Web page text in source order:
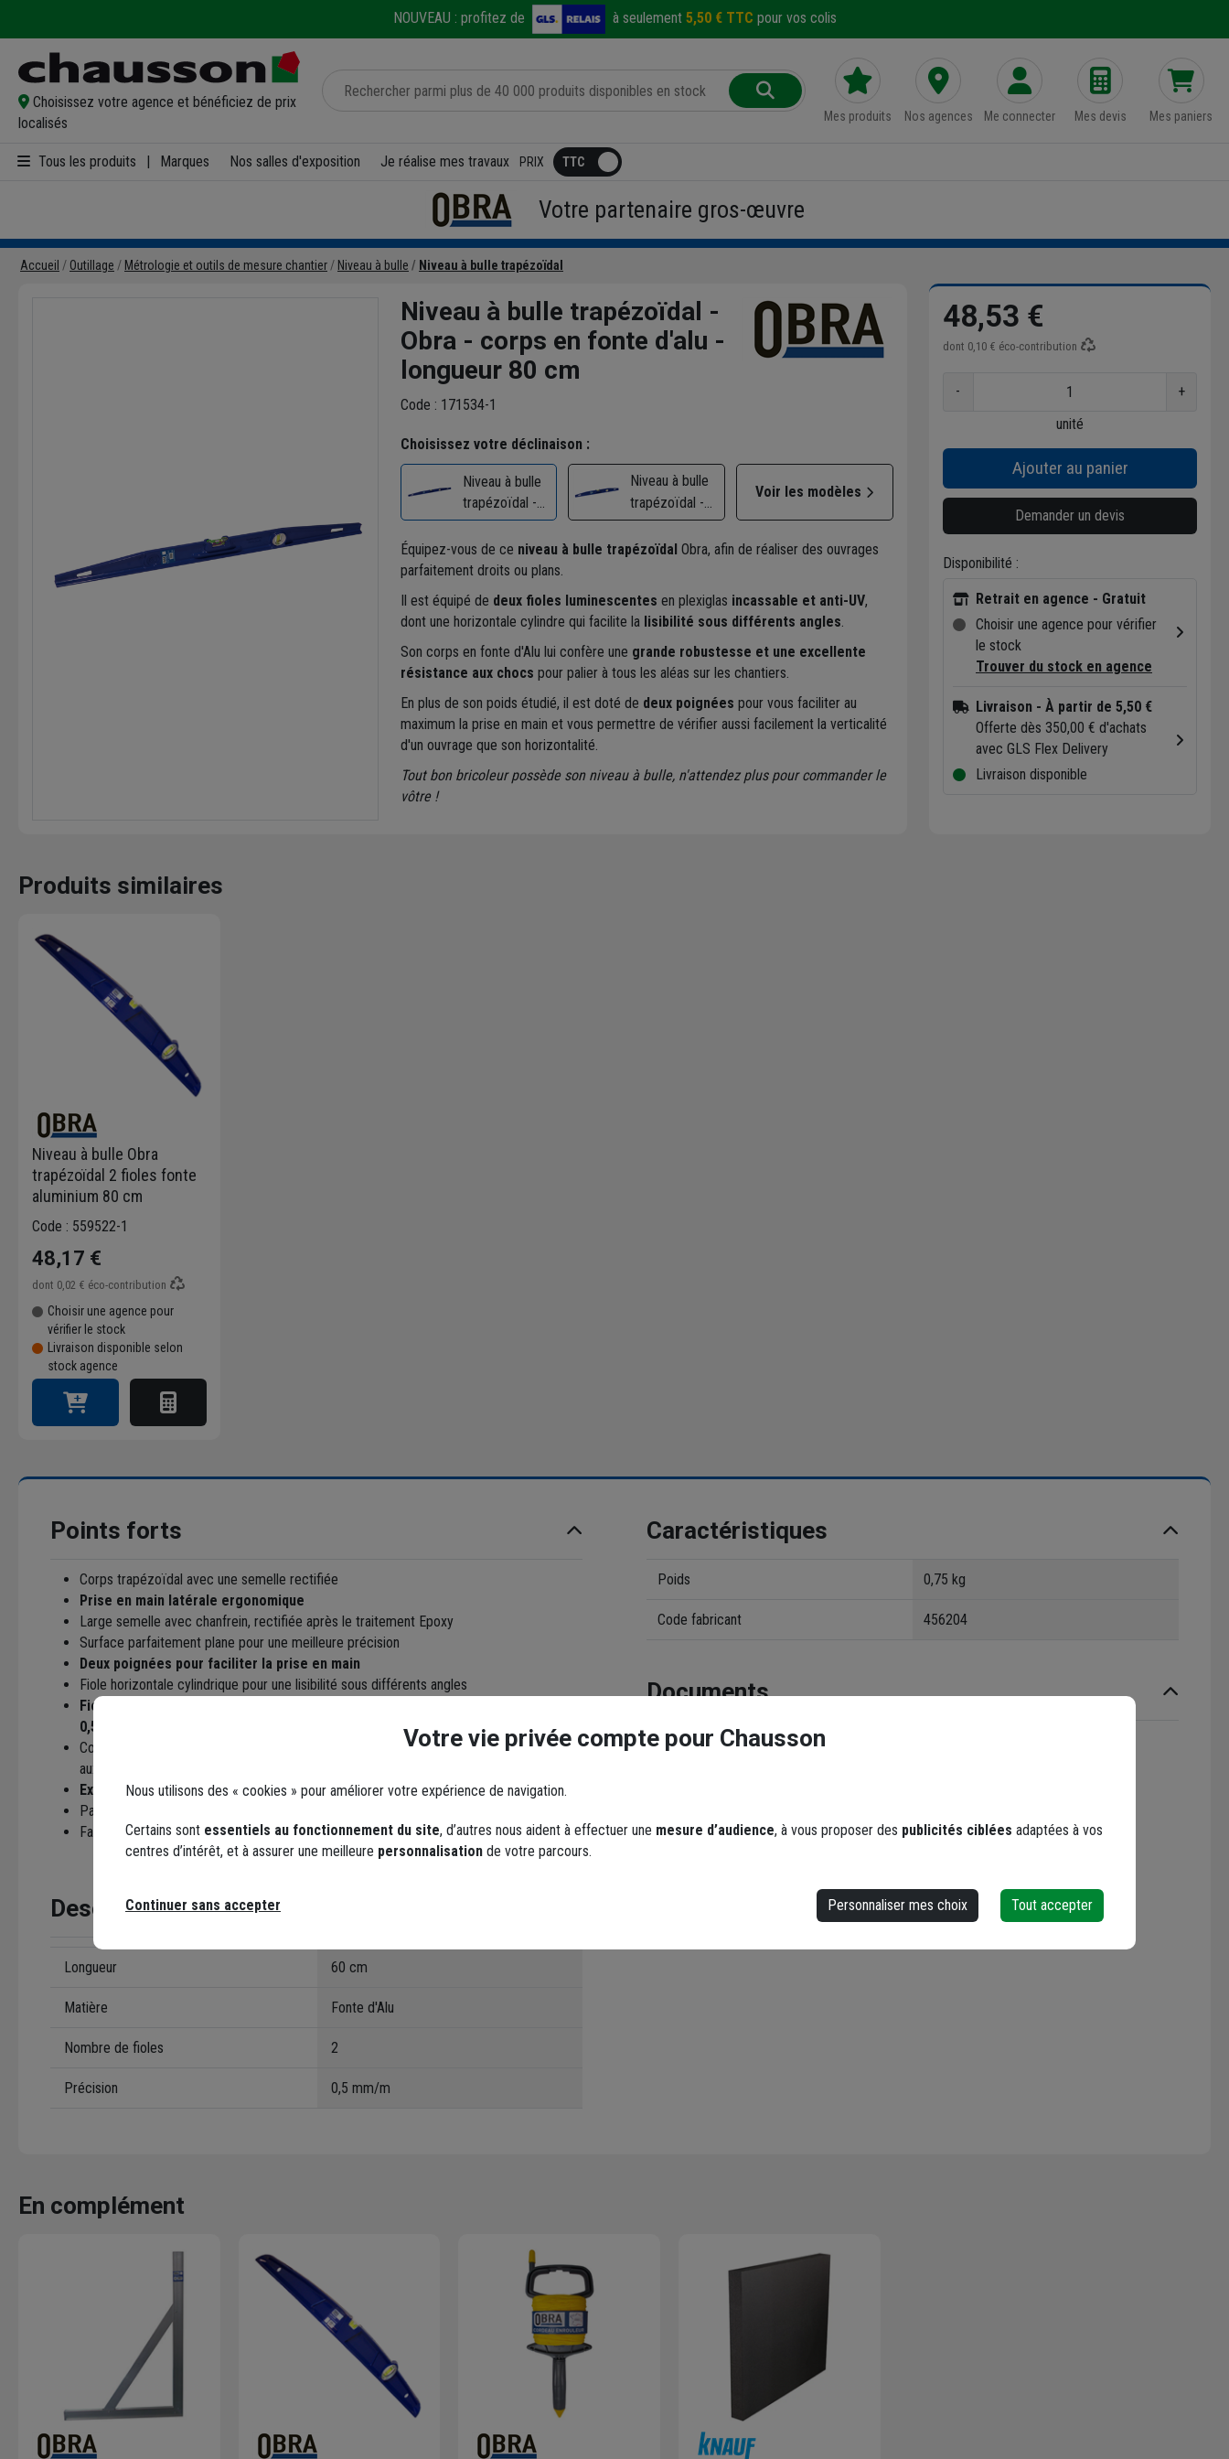
NOUVEAU : profitez de à seulement 5,50 € TTC pour vos colis
Choisissez votre agence et bénéficiez de prix
localisés
Mes produits Nos agences Me connecter Mes devis Mes paniers
Tous les produits Marques Nos salles d'exposition Je réalise mes travaux PRIX
Votre partenaire gros-œuvre
Accueil Outillage Métrologie et outils de mesure chantier Niveau à bulle Niveau à bulle trapézoïdal
Niveau à bulle trapézoïdal -
Obra - corps en fonte d'alu -
longueur 80 cm
Code : 171534-1
Choisissez votre déclinaison :
Niveau à bulle
trapézoïdal -
Obra - corps en
fonte d'alu -
longueur 80 cm
Niveau à bulle
trapézoïdal -
Obra - corps en
fonte d'alu -
Voir les modèles
Équipez-vous de ce niveau à bulle trapézoïdal Obra, afin de réaliser des ouvrages
parfaitement droits ou plans.
Il est équipé de deux fioles luminescentes en plexiglas incassable et anti-UV,
dont une horizontale cylindre qui facilite la lisibilité sous différents angles
Son corps en fonte d'Alu lui confère une grande robustesse et une excellente
résistance aux chocs pour palier à tous les aléas sur les chantiers.
En plus de son poids étudié, il est doté de deux poignées pour vous faciliter au
maximum la prise en main et vous permettre de vérifier aussi facilement la verticalité
d'un ouvrage que son horizontalité.
Tout bon bricoleur possède son niveau à bulle, n'attendez plus pour commander le
vôtre !
48,53 €
dont 0,10 € éco-contribution
-
+
unité
Ajouter au panier
Demander un devis
Disponibilité :
Retrait en agence - Gratuit
Choisir une agence pour vérifier
le stock
Trouver du stock en agence
Livraison - À partir de 5,50 €
Offerte dès 350,00 € d'achats
avec GLS Flex Delivery
Livraison disponible
Produits similaires
Niveau à bulle Obra
trapézoïdal 2 fioles fonte
aluminium 80 cm
Code : 559522-1
48,17 €
dont 0,02 € éco-contribution
Choisir une agence pour
vérifier le stock
Livraison disponible selon
stock agence
Points forts
Corps trapézoïdal avec une semelle rectifiée
Prise en main latérale ergonomique
Large semelle avec chanfrein, rectifiée après le traitement Epoxy
Surface parfaitement plane pour une meilleure précision
Deux poignées pour faciliter la prise en main
Fiole horizontale cylindrique pour une lisibilité sous différents angles
Fioles luminescentes en plexiglas incassable et anti-UV avec une précision de
0,5 mm/m
Corps en fonte d'Alu : robustesse, résistance aux chocs, aux variations thermiques et
aux déformations
Excellente ergonomie
Pas d'arête vive
Fabriqué en France
Description
Longueur 60 cm
Matière Fonte d'Alu
Nombre de fioles 2
Précision 0,5 mm/m
Caractéristiques
Poids 0,75 kg
Code fabricant 456204
Documents
En complément
Votre vie privée compte pour Chausson
Nous utilisons des « cookies » pour améliorer votre expérience de navigation.
Certains sont essentiels au fonctionnement du site, d’autres nous aident à effectuer une mesure d’audience, à vous proposer des publicités ciblées adaptées à vos
centres d’intérêt, et à assurer une meilleure personnalisation de votre parcours.
Personnaliser mes choix Tout accepter
Continuer sans accepter